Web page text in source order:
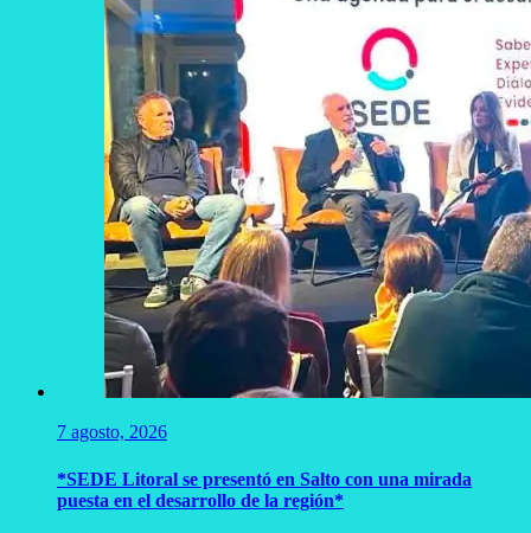
7 agosto, 2026
*SEDE Litoral se presentó en Salto con una mirada
puesta en el desarrollo de la región*